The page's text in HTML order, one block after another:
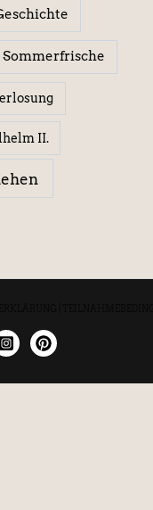
Sommerfrische
II.